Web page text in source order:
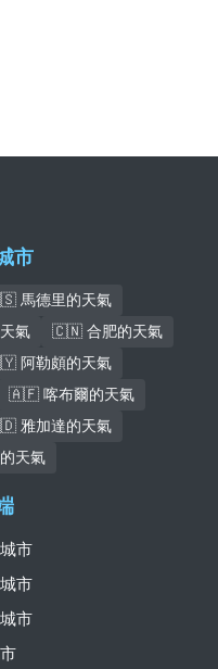
市
馬德里的天氣
氣
🇨🇳 合肥的天氣
阿勒頗的天氣
🇦🇫 喀布爾的天氣
雅加達的天氣
天氣
市
市
市